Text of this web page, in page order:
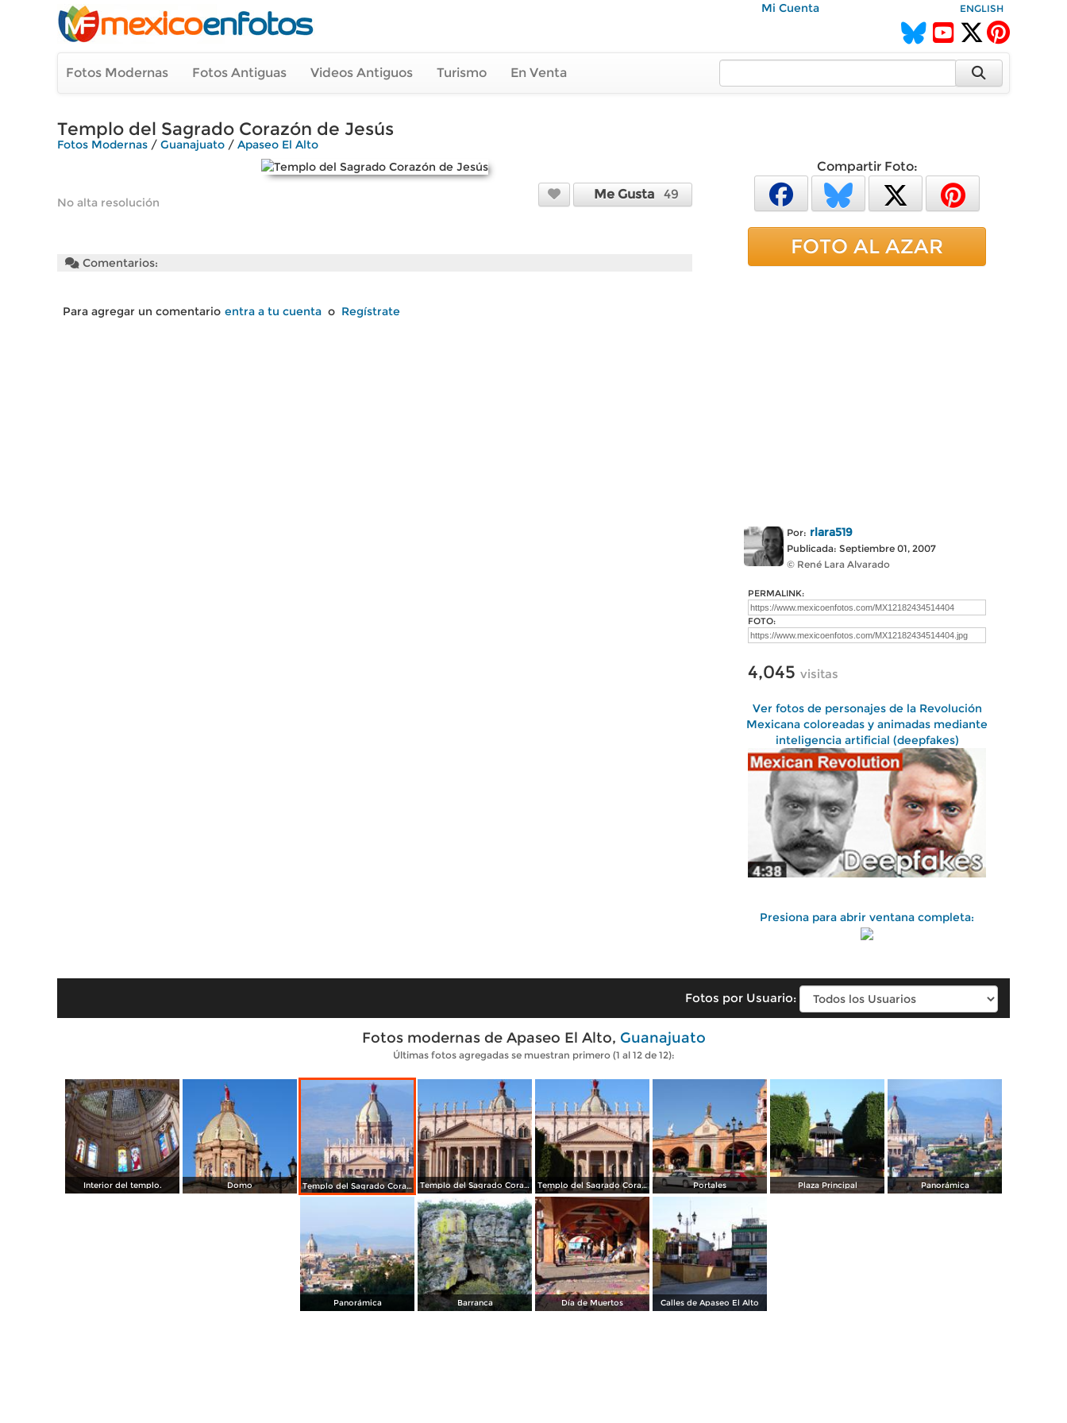
Mi Cuenta ENGLISH
Fotos Modernas Fotos Antiguas Videos Antiguos Turismo En Venta
Templo del Sagrado Corazón de Jesús
Fotos Modernas / Guanajuato / Apaseo El Alto
No alta resolución
Me Gusta 49
Comentarios:
Para agregar un comentario entra a tu cuenta o Regístrate
Compartir Foto:
FOTO AL AZAR
Por: rlara519
Publicada: Septiembre 01, 2007
© René Lara Alvarado
PERMALINK:
FOTO:
4,045 visitas
Ver fotos de personajes de la Revolución
Mexicana coloreadas y animadas mediante
inteligencia artificial (deepfakes)
Presiona para abrir ventana completa:
Fotos por Usuario:
Fotos modernas de Apaseo El Alto, Guanajuato
Últimas fotos agregadas se muestran primero (1 al 12 de 12):
Interior del templo. Domo Templo del Sagrado Corazón de Jesús Templo del Sagrado Corazón de Jesús Templo del Sagrado Corazón de Jesús Portales Plaza Principal Panorámica
Panorámica Barranca Día de Muertos Calles de Apaseo El Alto